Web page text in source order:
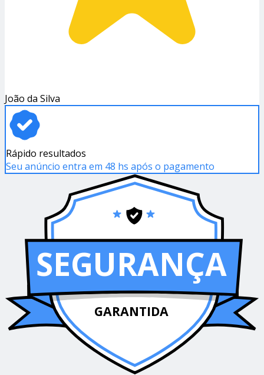
João da Silva
Rápido resultados
Seu anúncio entra em 48 hs após o pagamento
SEGURANÇA
GARANTIDA